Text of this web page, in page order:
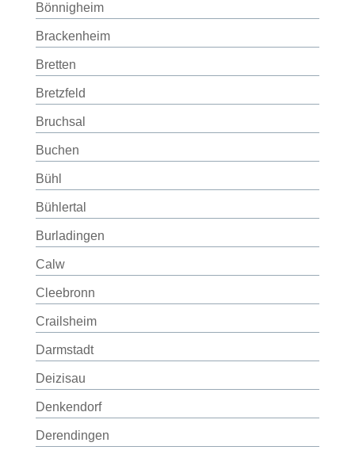
Bönnigheim
Brackenheim
Bretten
Bretzfeld
Bruchsal
Buchen
Bühl
Bühlertal
Burladingen
Calw
Cleebronn
Crailsheim
Darmstadt
Deizisau
Denkendorf
Derendingen